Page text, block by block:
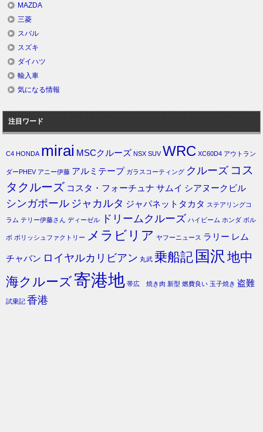
MAZDA
三菱
スバル
スズキ
ダイハツ
輸入車
気になる情報
注目ワード
C4 HONDA mirai MSCクルーズ NSX SUV WRC XC60D4 アウトラン
ダーPHEV アニー伊藤 アルミテープ ガラスコーティング クルーズ コス
タクルーズ コスタ・フォーチュナ サムイ シアヌークビル
シンガポール ジャカルタ ジャパネットタカタ ステアリングコ
ラム テリー伊藤さん ディーゼル ドリームクルーズ ハイビーム ホンダ ボル
ボ ポリッシュファクトリー メラビリア ヤフーニュース ラリー レム
チャバン ロイヤルカリビアン 丸武 乗船記 国沢 地中
海クルーズ寄港地 帯広 焼き肉 新型 燃費良い 玉子焼き 盗難
試乗記 香港